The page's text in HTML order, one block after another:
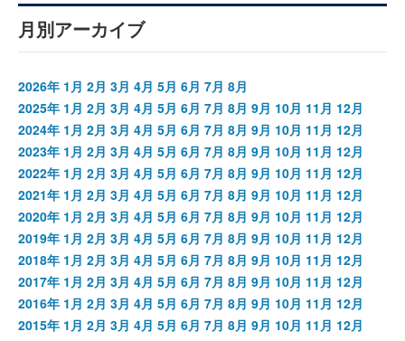
月別アーカイブ
2026年 1月 2月 3月 4月 5月 6月 7月 8月
2025年 1月 2月 3月 4月 5月 6月 7月 8月 9月 10月 11月 12月
2024年 1月 2月 3月 4月 5月 6月 7月 8月 9月 10月 11月 12月
2023年 1月 2月 3月 4月 5月 6月 7月 8月 9月 10月 11月 12月
2022年 1月 2月 3月 4月 5月 6月 7月 8月 9月 10月 11月 12月
2021年 1月 2月 3月 4月 5月 6月 7月 8月 9月 10月 11月 12月
2020年 1月 2月 3月 4月 5月 6月 7月 8月 9月 10月 11月 12月
2019年 1月 2月 3月 4月 5月 6月 7月 8月 9月 10月 11月 12月
2018年 1月 2月 3月 4月 5月 6月 7月 8月 9月 10月 11月 12月
2017年 1月 2月 3月 4月 5月 6月 7月 8月 9月 10月 11月 12月
2016年 1月 2月 3月 4月 5月 6月 7月 8月 9月 10月 11月 12月
2015年 1月 2月 3月 4月 5月 6月 7月 8月 9月 10月 11月 12月